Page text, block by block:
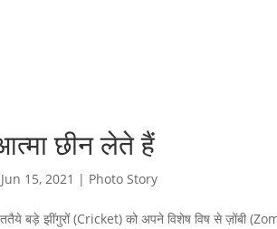
छीन लेते हैं
Jun 15, 2021 | Photo Story
बड़े झींगुरों (Cricket) को अपने विशेष विष से ज़ोंबी